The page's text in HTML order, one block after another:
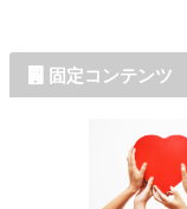
固定コンテンツ